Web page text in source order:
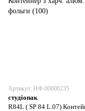
Артикул: НФ-00000235
студіопак
R84L ( SP 84 L.07)